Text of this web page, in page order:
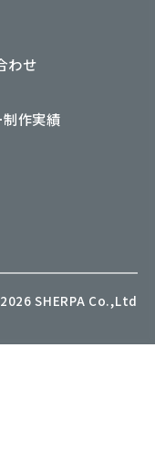
わせ
制作実績
SHERPA Co.,Ltd